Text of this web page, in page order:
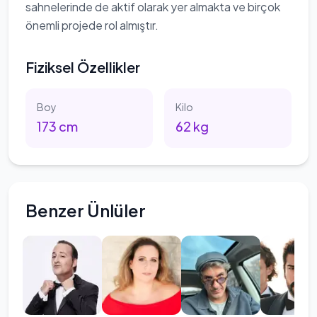
sahnelerinde de aktif olarak yer almakta ve birçok
önemli projede rol almıştır.
Fiziksel Özellikler
Boy
173 cm
Kilo
62 kg
Benzer Ünlüler